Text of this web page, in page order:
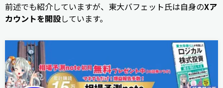
前述でも紹介していますが、東大バフェット氏は自身のXア
カウントを開設しています。